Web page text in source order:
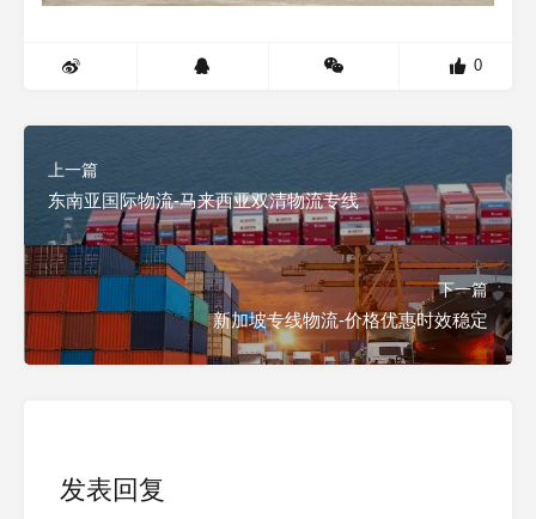
0
上一篇
东南亚国际物流-马来西亚双清物流专线
下一篇
新加坡专线物流-价格优惠时效稳定
发表回复